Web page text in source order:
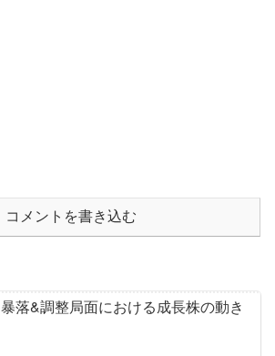
コメントを書き込む
暴落&調整局面における成長株の動き